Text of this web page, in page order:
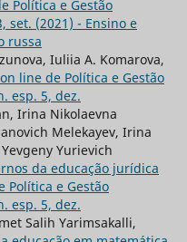
Política e Gestão
set. (2021) - Ensino e
russa
Iuliia A. Komarova,
line de Política e Gestão
esp. 5, dez.
Irina Nikolaevna
Melekayev, Irina
Yurievich
da educação jurídica
Política e Gestão
esp. 5, dez.
Salih Yarimsakalli,